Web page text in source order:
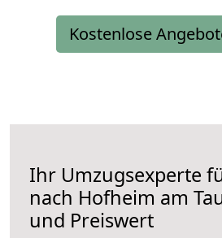
Kostenlose
Ihr Umzugsexperte
nach Hofheim am
und Preiswert